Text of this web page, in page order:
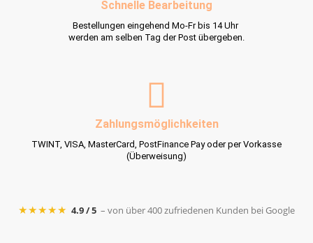
Schnelle Bearbeitung
Bestellungen eingehend Mo-Fr bis 14 Uhr
werden am selben Tag der Post übergeben.
Zahlungsmöglichkeiten
TWINT, VISA, MasterCard, PostFinance Pay oder per Vorkasse
(Überweisung)
★★★★★ 4.9 / 5 – von über 400 zufriedenen Kunden bei Google